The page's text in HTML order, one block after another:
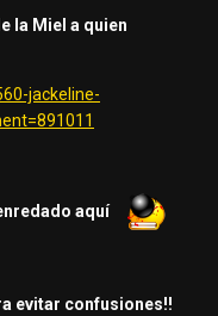
la Miel a quien
jackeline-
aquí
evitar confusiones!!